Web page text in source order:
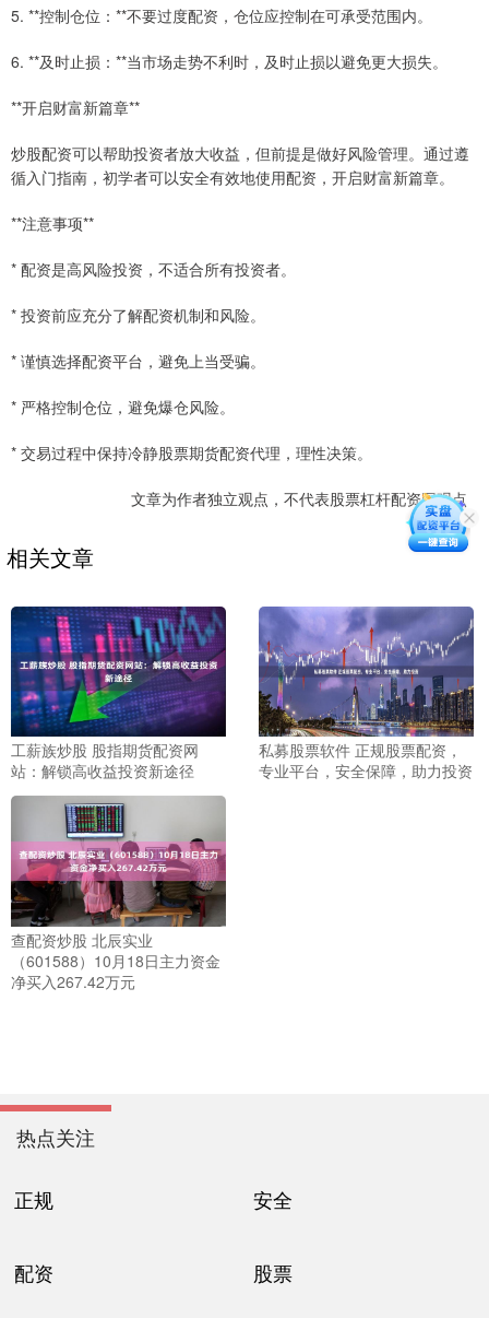
5. **控制仓位：**不要过度配资，仓位应控制在可承受范围内。
6. **及时止损：**当市场走势不利时，及时止损以避免更大损失。
**开启财富新篇章**
炒股配资可以帮助投资者放大收益，但前提是做好风险管理。通过遵
循入门指南，初学者可以安全有效地使用配资，开启财富新篇章。
**注意事项**
* 配资是高风险投资，不适合所有投资者。
* 投资前应充分了解配资机制和风险。
* 谨慎选择配资平台，避免上当受骗。
* 严格控制仓位，避免爆仓风险。
* 交易过程中保持冷静股票期货配资代理，理性决策。
文章为作者独立观点，不代表股票杠杆配资网观点
相关文章
工薪族炒股 股指期货配资网
站：解锁高收益投资新途径
私募股票软件 正规股票配资，
专业平台，安全保障，助力投资
查配资炒股 北辰实业
（601588）10月18日主力资金
净买入267.42万元
热点关注
正规 安全
配资 股票